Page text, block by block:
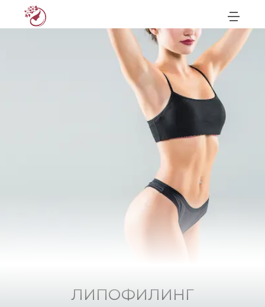
ЛИПОФИЛИНГ